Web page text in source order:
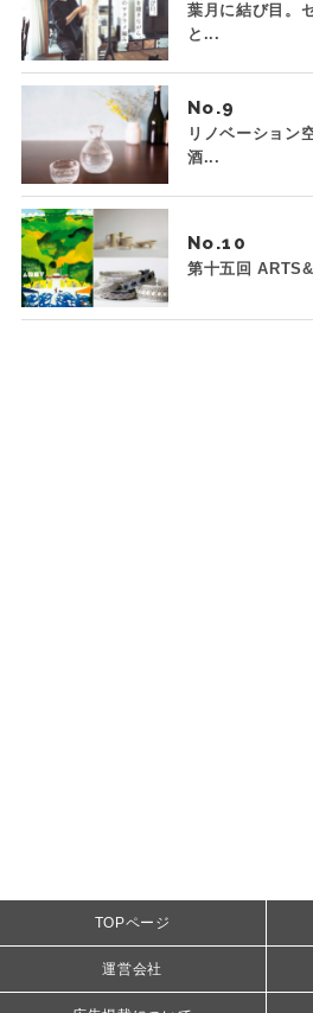
葉月に結び目。
と...
No.
リノベーション
酒...
No.
第十五回
TOPページ
運営会社